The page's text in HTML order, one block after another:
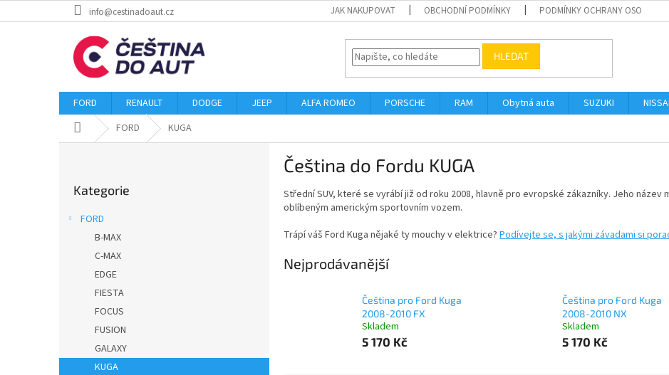
na
info@cestinadoaut.cz JAK NAKUPOVAT OBCHODNÍ PODMÍNKY PODMÍNKY OCHRANY OSOBNÍCH
HLEDAT
FORD RENAULT DODGE JEEP ALFA ROMEO PORSCHE RAM Obytná auta SUZUKI
Domů FORD KUGA
l
kategorie
Kategorie
FORD
B-MAX
C-MAX
EDGE
FIESTA
FOCUS
FUSION
GALAXY
KUGA
Čeština do Fordu KUGA
Střední SUV, které se vyrábí již od roku 2008, hlavně pro evropské zákazníky. Jeho název
oblíbeným americkým sportovním vozem.
Trápí váš Ford Kuga nějaké ty mouchy v elektrice? Podívejte se, s jakými závadami si
Nejprodávanější
Čeština pro Ford Kuga
2008-2010 FX
Skladem
5 170 Kč
Čeština pro Ford Kuga
2008-2010 NX
Skladem
5 170 Kč